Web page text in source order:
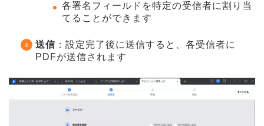
各署名フィールドを特定の受信者に割り当
てることができます
送信 ：設定完了後に送信すると、各受信者に
PDFが送信されます